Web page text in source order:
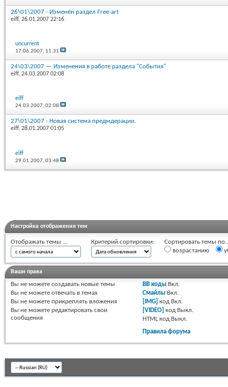
26\01\2007 - Изменён раздел Free-art
eiff, 26.01.2007 22:16
uncurrent
17.06.2007, 11:31
24\03\2007 — Изменения в работе раздела "События"
eiff, 24.03.2007 02:08
eiff
24.03.2007,02:08
27\01\2007 - Новая система предмдерации.
eiff, 28.01.2007 01:05
eiff
29.01.2007,03:48
Настройка отображения тем
Отображать темы ... Критерий сортировки:
Сортировать темы
возрастанию
Ваши права
Вы не можете создавать новые темы
Вы не можете отвечать в темах
Вы не можете прикреплять вложения
Вы не можете редактировать свои
сообщения
BB коды Вкл.
Смайлы Вкл.
[IMG] код Вкл.
[VIDEO] код Выкл.
HTML код Выкл.
Правила форума